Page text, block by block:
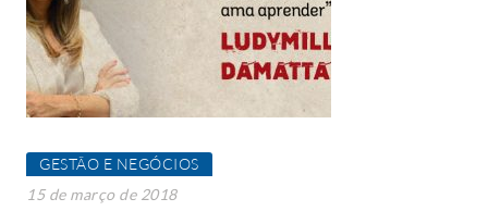
GESTÃO E NEGÓCIOS
15 de março de 2018